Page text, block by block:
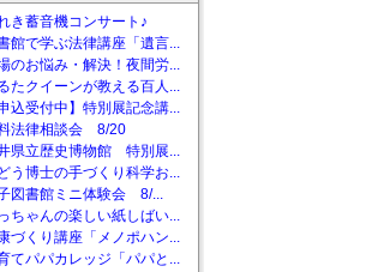
き蓄音機コンサート♪
館で学ぶ法律講座「遺言...
のお悩み・解決！夜間労...
たクイーンが教える百人...
申込受付中】特別展記念講...
法律相談会 8/20
県立歴史博物館 特別展...
う博士の手づくり科学お...
図書館ミニ体験会 8/...
ちゃんの楽しい紙しばい...
づくり講座「メノポハン...
てパパカレッジ「パパと...